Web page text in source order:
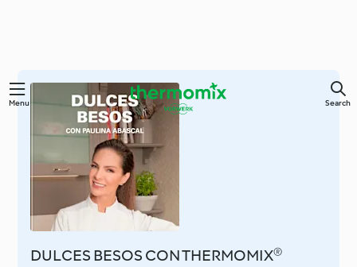
Skip
Menu Search
DULCES BESOS CON THERMOMIX®